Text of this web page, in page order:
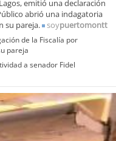
emitió una declaración
abrió una indagatoria
su pareja.
soypuertomontt
de la Fiscalía por
pareja
a senador Fidel